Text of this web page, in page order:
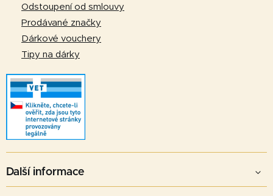
Odstoupení od smlouvy
Prodávané značky
Dárkové vouchery
Tipy na dárky
Další informace